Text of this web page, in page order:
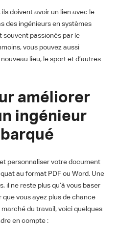
doivent avoir un lien avec le
des ingénieurs en systèmes
souvent passionés par le
vous pouvez aussi
lieu, le sport et d’autres
améliorer
ingénieur
personnaliser votre document
au format PDF ou Word. Une
il ne reste plus qu’à vous baser
vous ayez plus de chance
du travail, voici quelques
en compte :